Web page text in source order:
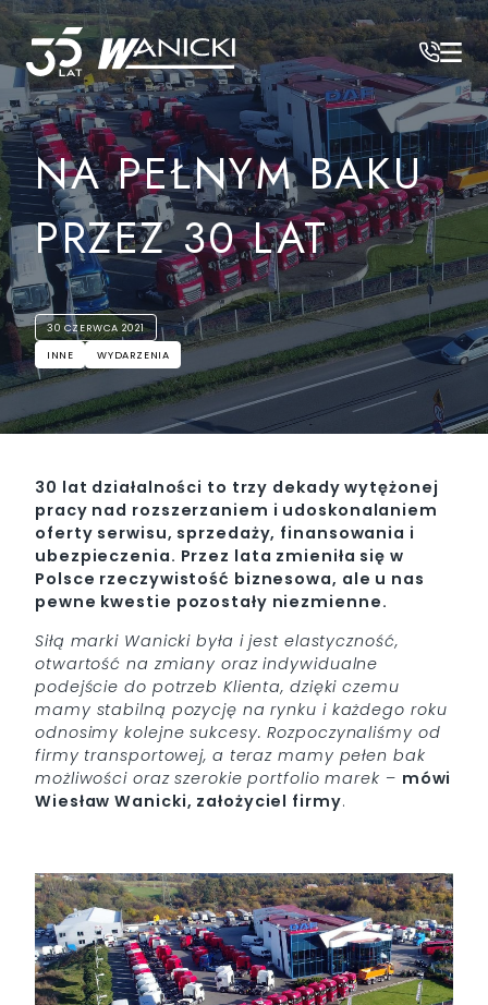
Wanicki/ Aktualności/Na pełnym baku przez 30 lat
NA PEŁNYM BAKU
PRZEZ 30 LAT
30 CZERWCA 2021
INNE
WYDARZENIA
30 lat działalności to trzy dekady wytężonej
pracy nad rozszerzaniem i udoskonalaniem
oferty serwisu, sprzedaży, finansowania i
ubezpieczenia. Przez lata zmieniła się w
Polsce rzeczywistość biznesowa, ale u nas
pewne kwestie pozostały niezmienne.
Siłą marki Wanicki była i jest elastyczność,
otwartość na zmiany oraz indywidualne
podejście do potrzeb Klienta, dzięki czemu
mamy stabilną pozycję na rynku i każdego roku
odnosimy kolejne sukcesy. Rozpoczynaliśmy od
firmy transportowej, a teraz mamy pełen bak
możliwości oraz szerokie portfolio marek – mówi
Wiesław Wanicki, założyciel firmy.